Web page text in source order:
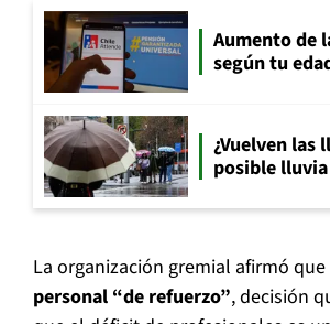
Aumento de
según tu
¿Vuelven las
posible
La organización gremial afirmó que
personal “de refuerzo”, decisión